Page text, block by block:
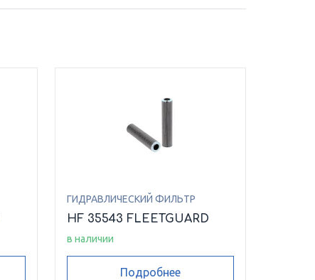
ГИДРАВЛИЧЕСКИЙ ФИЛЬТР
HF 35543 FLEETGUARD
в наличии
Подробнее